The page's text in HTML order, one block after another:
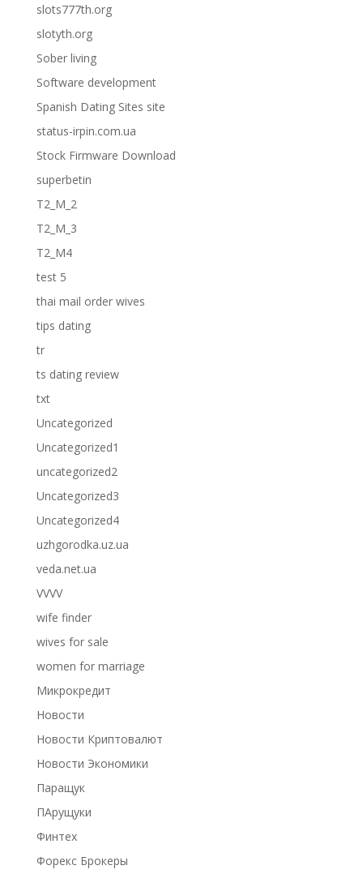
slots777th.org
slotyth.org
Sober living
Software development
Spanish Dating Sites site
status-irpin.com.ua
Stock Firmware Download
superbetin
T2_M_2
T2_M_3
T2_M4
test 5
thai mail order wives
tips dating
tr
ts dating review
txt
Uncategorized
Uncategorized1
uncategorized2
Uncategorized3
Uncategorized4
uzhgorodka.uz.ua
veda.net.ua
VVVV
wife finder
wives for sale
women for marriage
Микрокредит
Новости
Новости Криптовалют
Новости Экономики
Паращук
ПАрущуки
Финтех
Форекс Брокеры